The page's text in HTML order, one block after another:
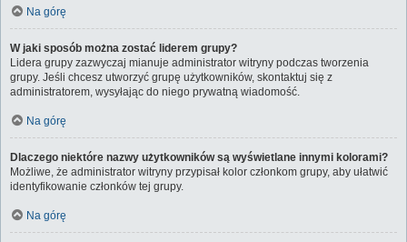
Na górę
W jaki sposób można zostać liderem grupy?
Lidera grupy zazwyczaj mianuje administrator witryny podczas tworzenia
grupy. Jeśli chcesz utworzyć grupę użytkowników, skontaktuj się z
administratorem, wysyłając do niego prywatną wiadomość.
Na górę
Dlaczego niektóre nazwy użytkowników są wyświetlane innymi kolorami?
Możliwe, że administrator witryny przypisał kolor członkom grupy, aby ułatwić
identyfikowanie członków tej grupy.
Na górę